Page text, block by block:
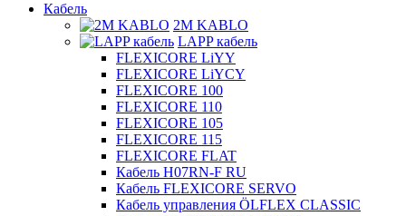
Кабель
2M KABLO
LAPP кабель
FLEXICORE LiYY
FLEXICORE LiYCY
FLEXICORE 100
FLEXICORE 110
FLEXICORE 105
FLEXICORE 115
FLEXICORE FLAT
Кабель H07RN-F RU
Кабель FLEXICORE SERVO
Кабель управления ÖLFLEX CLASSIC